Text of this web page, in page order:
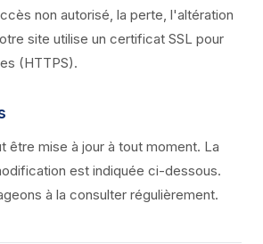
non autorisé, la perte, l'altération
site utilise un certificat SSL pour
(HTTPS).
être mise à jour à tout moment. La
est indiquée ci-dessous.
à la consulter régulièrement.